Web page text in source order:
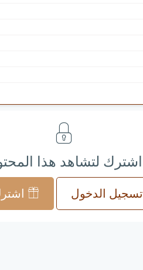
اشترك لتشاهد هذا
تسجيل الدخول